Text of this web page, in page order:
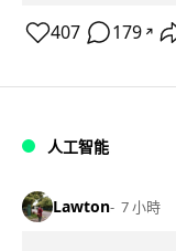
407 179 ↗
人工智能
Lawton 7 小時